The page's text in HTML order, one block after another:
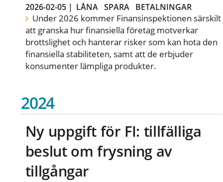
2026-02-05| LÅNA SPARA BETALNINGAR
Under 2026 kommer Finansinspektionen särskilt
att granska hur finansiella företag motverkar
brottslighet och hanterar risker som kan hota den
finansiella stabiliteten, samt att de erbjuder
konsumenter lämpliga produkter.
2024
Ny uppgift för FI: tillfälliga
beslut om frysning av
tillgångar